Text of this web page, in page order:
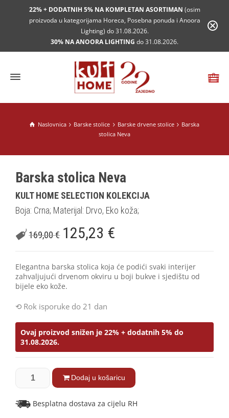
22% + DODATNIH 5% NA KOMPLETAN ASORTIMAN (osim
proizvoda u kategorijama Horeca, Posebna ponuda i Anoora
Lighting) do 31.08.2026.
30% NA ANOORA LIGHTING do 31.08.2026.
Naslovnica Barske stolice Barske drvene stolice
Barska
stolica Neva
Barska stolica Neva
KULT HOME SELECTION KOLEKCIJA
Boja: Crna; Materijal: Drvo, Eko koža;
169,00€ 125,23 €
Elegantna barska stolica koja će podići svaki interijer
zahvaljujući drvenom okviru u boji bukve i sjedištu od
bijele eko kože.
Rok isporuke do 21 dan
Ovaj proizvod snižen je 22% + dodatnih 5% do
31.08.2026.
Dodaj u košaricu
Besplatna dostava za cijelu RH